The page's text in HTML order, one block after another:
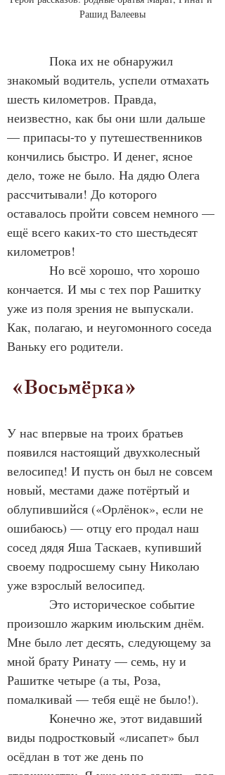
Рашид Валеевы
знакомый водитель, успели отмахать
шесть километров. Правда,
неизвестно, как бы они шли дальше
— припасы-то у путешественников
кончились быстро. И денег, ясное
дело, тоже не было. На дядю Олега
рассчитывали! До которого
оставалось пройти совсем немного —
ещё всего каких-то сто шестьдесят
километров!
кончается. И мы с тех пор Рашитку
уже из поля зрения не выпускали.
Как, полагаю, и неугомонного соседа
Ваньку его родители.
«Восьмёрка»
У нас впервые на троих братьев
появился настоящий двухколесный
велосипед! И пусть он был не совсем
новый, местами даже потёртый и
облупившийся («Орлёнок», если не
ошибаюсь) — отцу его продал наш
сосед дядя Яша Таскаев, купивший
своему подросшему сыну Николаю
уже взрослый велосипед.
произошло жарким июльским днём.
Мне было лет десять, следующему за
мной брату Ринату — семь, ну и
Рашитке четыре (а ты, Роза,
помалкивай — тебя ещё не было!).
виды подростковый «лисапет» был
осёдлан в тот же день по